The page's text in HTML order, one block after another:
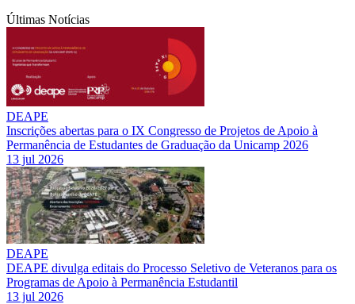
Últimas Notícias
DEAPE
Inscrições abertas para o IX Congresso de Projetos de Apoio à
Permanência de Estudantes de Graduação da Unicamp 2026
13 jul 2026
DEAPE
DEAPE divulga editais do Processo Seletivo de Veteranos para os
Programas de Apoio à Permanência Estudantil
13 jul 2026